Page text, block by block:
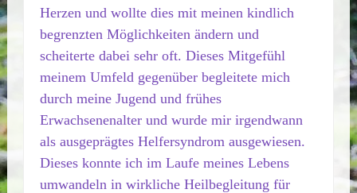
Herzen und wollte dies mit meinen kindlich
begrenzten Möglichkeiten ändern und
scheiterte dabei sehr oft. Dieses Mitgefühl
meinem Umfeld gegenüber begleitete mich
durch meine Jugend und frühes
Erwachsenenalter und wurde mir irgendwann
als ausgeprägtes Helfersyndrom ausgewiesen.
Dieses konnte ich im Laufe meines Lebens
umwandeln in wirkliche Heilbegleitung für